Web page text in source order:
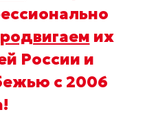
их
России и
с 2006
!